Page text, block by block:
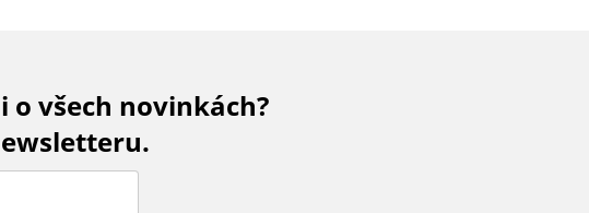
všech novinkách?